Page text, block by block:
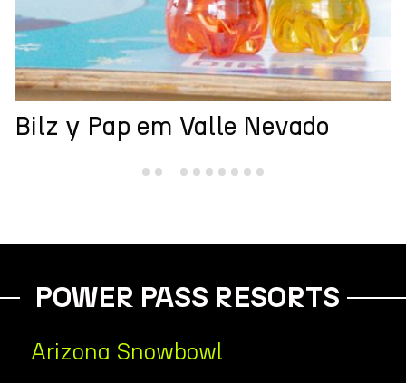
Andes Cup
POWER PASS RESORTS
Arizona Snowbowl